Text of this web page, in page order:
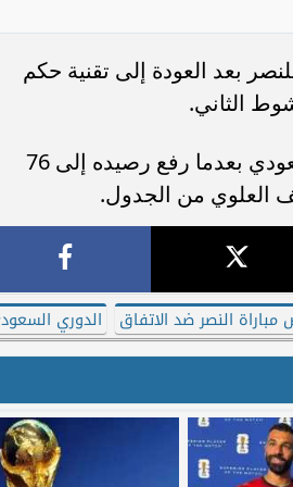
بعد العودة إلى تقنية حكم
الثاني.
وبهذا الانتصار، واصل النصر تمسكه بصدارة ترتيب الدوري السعودي بعدما رفع رصيده إلى 76
النصر ضد الاتفاق الدوري